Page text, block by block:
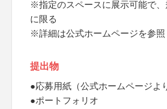
※指定のスペースに展示可能で
に限る
※詳細は公式ホームページを参照
提出物
●応募用紙（公式ホームページよ
●ポートフォリオ